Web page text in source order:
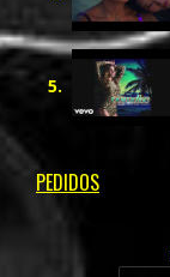
5.
PEDIDOS